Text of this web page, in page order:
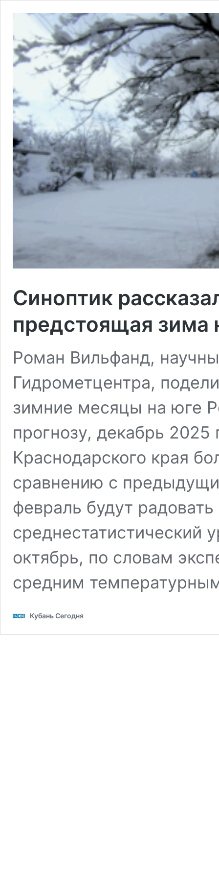
Синоптик
предстоящая зима
Роман Вильфанд,
Гидрометцентра,
зимние месяцы на юге
прогнозу, декабрь
Краснодарского края
сравнению с
февраль будут
среднестатистический
октябрь, по словам
средним
Кубань Сегодня